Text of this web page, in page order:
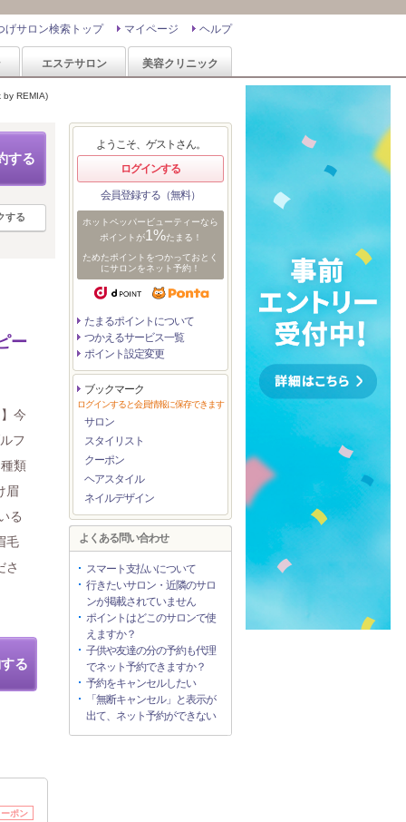
ヘルプ
マイページ
げサロン検索トップ
エステサロン 美容クリニック
by REMIA)
する
する
ー
今
フ
類
眉
る
毛
さ
る
ポン
ようこそ、ゲストさん。
ログインする
会員登録する（無料）
ホットペッパービューティーなら
ポイントが1%たまる！
ためたポイントをつかっておとく
にサロンをネット予約！
たまるポイントについて
つかえるサービス一覧
ポイント設定変更
ブックマーク
ログインすると会員情報に保存できます
サロン
スタイリスト
クーポン
ヘアスタイル
ネイルデザイン
よくある問い合わせ
スマート支払いについて
行きたいサロン・近隣のサロ
ンが掲載されていません
ポイントはどこのサロンで使
えますか？
子供や友達の分の予約も代理
でネット予約できますか？
予約をキャンセルしたい
「無断キャンセル」と表示が
出て、ネット予約ができない